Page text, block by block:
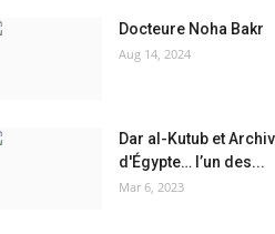
Docteure Noha Bakr
Aug 14, 2024
Dar al-Kutub et
d'Égypte… l’un des...
Mar 6, 2023